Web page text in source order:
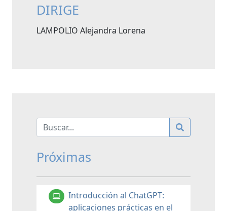
DIRIGE
LAMPOLIO Alejandra Lorena
Próximas
Introducción al ChatGPT:
aplicaciones prácticas en el